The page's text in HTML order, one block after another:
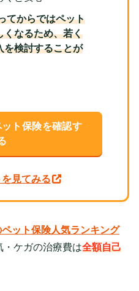
てからではペット
くなるため、若く
を検討することが
ット保険を確認す
見てみる
ペット保険人気ランキング
・ケガの治療費は全額自己